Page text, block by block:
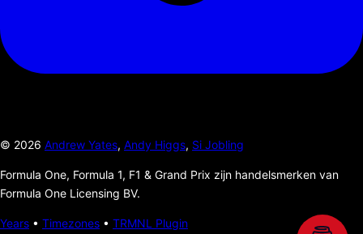
© 2026 Andrew Yates, Andy Higgs, Si Jobling
Formula One, Formula 1, F1 & Grand Prix zijn handelsmerken van
Formula One Licensing BV.
Years • Timezones • TRMNL Plugin